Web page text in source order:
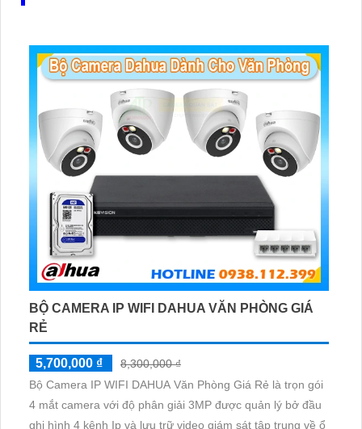
BỘ CAMERA IP WIFI DAHUA VĂN PHÒNG GIÁ
RẺ
5,700,000 ₫
8,300,000 ₫
Bộ Camera IP WIFI DAHUA Văn Phòng Giá Rẻ là trọn gói
4 mắt camera với độ phân giải 3MP được quản lý bở đầu
ghi hình 4 kênh Ip và lưu trữ video giám sát tập trung về ổ